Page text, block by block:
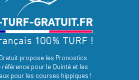
propose les Pronostics
référence pour le Quinté et les
pour les courses hippiques !